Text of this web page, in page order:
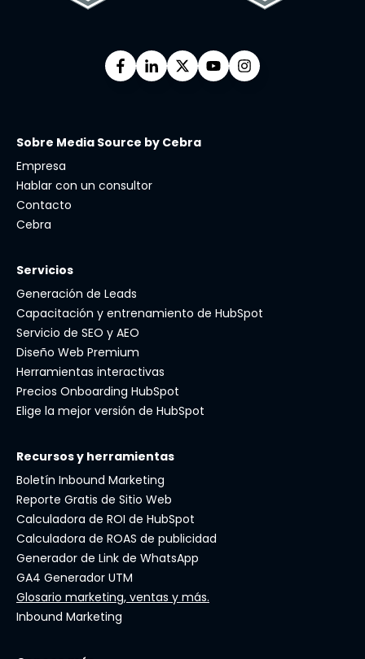
Sobre Media Source by Cebra
Empresa
Hablar con un consultor
Contacto
Cebra
Servicios
Generación de Leads
Capacitación y entrenamiento de HubSpot
Servicio de SEO y AEO
Diseño Web Premium
Herramientas interactivas
Precios Onboarding HubSpot
Elige la mejor versión de HubSpot
Recursos y herramientas
Boletín Inbound Marketing
Reporte Gratis de Sitio Web
Calculadora de ROI de HubSpot
Calculadora de ROAS de publicidad
Generador de Link de WhatsApp
GA4 Generador UTM
Glosario marketing, ventas y más.
Inbound Marketing